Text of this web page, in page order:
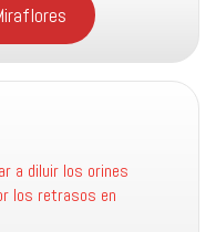
a diluir los orines
los retrasos en